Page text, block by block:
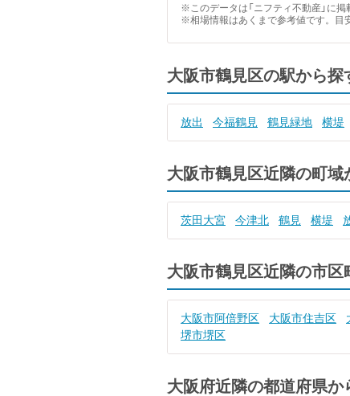
※このデータは「ニフティ不動産」に
※相場情報はあくまで参考値です。目
大阪市鶴見区の駅から探
放出 今福鶴見 鶴見緑地 横堤
大阪市鶴見区近隣の町域
茨田大宮 今津北 鶴見 横堤
大阪市鶴見区近隣の市区
大阪市阿倍野区 大阪市住吉区
堺市堺区
大阪府近隣の都道府県か